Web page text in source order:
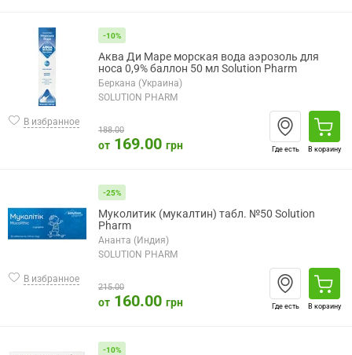
В избранное
-10%
Аква Ди Маре морская вода аэрозоль для
носа 0,9% баллон 50 мл Solution Pharm
Беркана (Украина)
SOLUTION PHARM
188.00
от 169.00 грн Где есть В корзину
В избранное
-25%
Муколитик (мукалтин) табл. №50 Solution
Pharm
Ананта (Индия)
SOLUTION PHARM
215.00
от 160.00 грн Где есть В корзину
-10%